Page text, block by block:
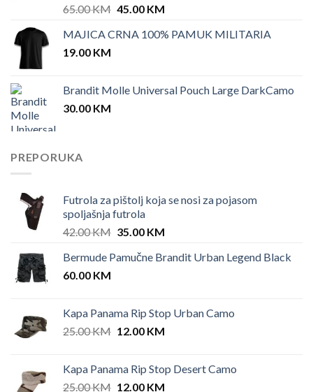
65.00KM Original
was:
45.00 KMCurrent
is:
MAJICA CRNA 100% PAMUK MILITARIA
19.00 KM
Brandit Molle Universal Pouch Large DarkCamo
30.00 KM
PREPORUKA
Futrola za pištolj koja se nosi za pojasom
spoljašnja futrola
42.00KM Original
was:
35.00 KMCurrent
is:
Bermude Pamučne Brandit Urban Legend Black
60.00 KM
Kapa Panama Rip Stop Urban Camo
25.00KM Original
25.00 KM.
12.00 KMCurrent
12.00 KM.
Kapa Panama Rip Stop Desert Camo
25.00KM Original
12.00 KMCurrent